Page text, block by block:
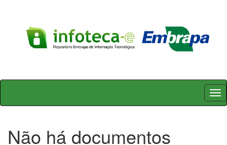
Skip
Não há documentos